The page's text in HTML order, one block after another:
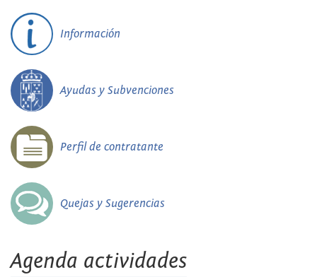
Información
Ayudas y Subvenciones
Perfil de contratante
Quejas y Sugerencias
Agenda actividades